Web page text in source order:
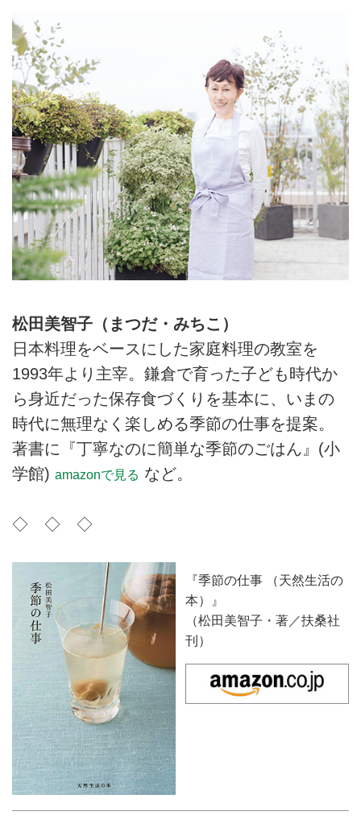
松田美智子（まつだ・みちこ）
日本料理をベースにした家庭料理の教室を
1993年より主宰。鎌倉で育った子ども時代か
ら身近だった保存食づくりを基本に、いまの
時代に無理なく楽しめる季節の仕事を提案。
著書に『丁寧なのに簡単な季節のごはん』(小
学館) amazonで見る など。
◇ ◇ ◇
『季節の仕事 （天然生活の
本）』
（松田美智子・著／扶桑社
刊）